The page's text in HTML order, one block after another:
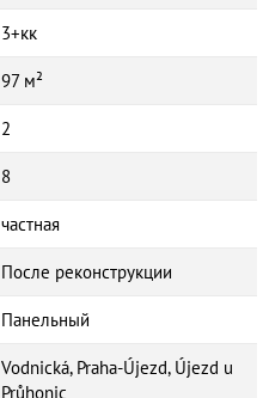
3+кк
97 м²
2
8
частная
После реконструкции
Панельный
Vodnická, Praha-Újezd, Újezd u
Průhonic